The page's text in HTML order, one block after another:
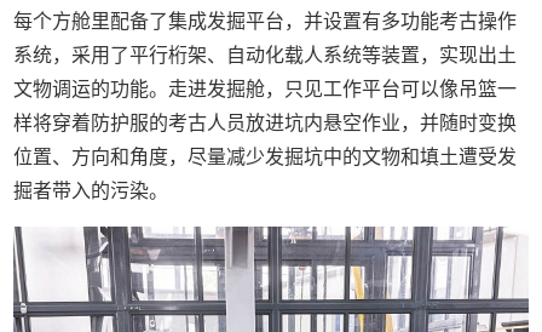
每个方舱里配备了集成发掘平台，并设置有多功能考古操作
系统，采用了平行桁架、自动化载人系统等装置，实现出土
文物调运的功能。走进发掘舱，只见工作平台可以像吊篮一
样将穿着防护服的考古人员放进坑内悬空作业，并随时变换
位置、方向和角度，尽量减少发掘坑中的文物和填土遭受发
掘者带入的污染。